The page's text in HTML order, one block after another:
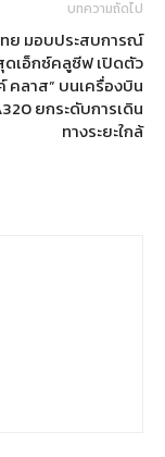
บทความถัดไป
ย มอบประสบการณ์
ดเอ็กซ์คลูซีฟ เปิดตัว
คลาส” บนเครื่องบิน
ยกระดับการเดิน
ทางระยะใกล้